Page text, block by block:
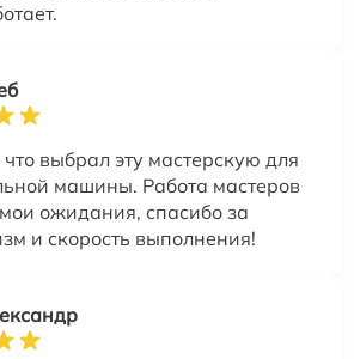
выбрал эту мастерскую для
машины. Работа мастеров
ожидания, спасибо за
и скорость выполнения!